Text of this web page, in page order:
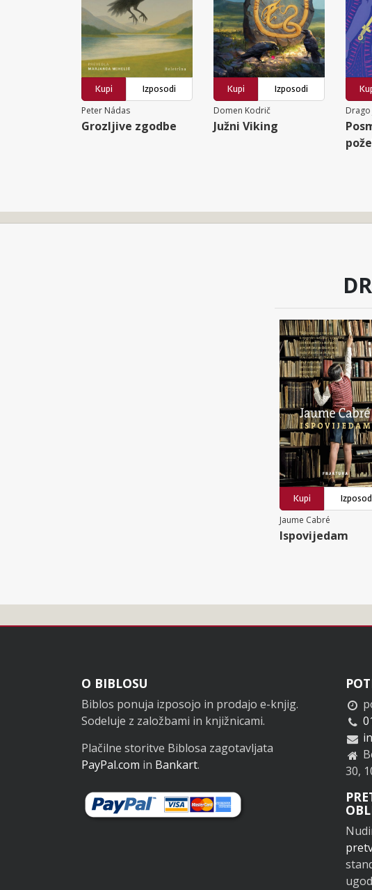
Kupi
Izposodi
Peter Nádas
Grozljive zgodbe
Kupi
Izposodi
Domen Kodrič
Južni Viking
Drago
Kupi
Jaume Cabré
Ispovijedam
Noga
O BIBLOSU
Biblos ponuja izposojo in prodajo e-knjig.
Sodeluje z založbami in knjižnicami.
Plačilne storitve Biblosa zagotavljata
PayPal.com in Bankart.
30,